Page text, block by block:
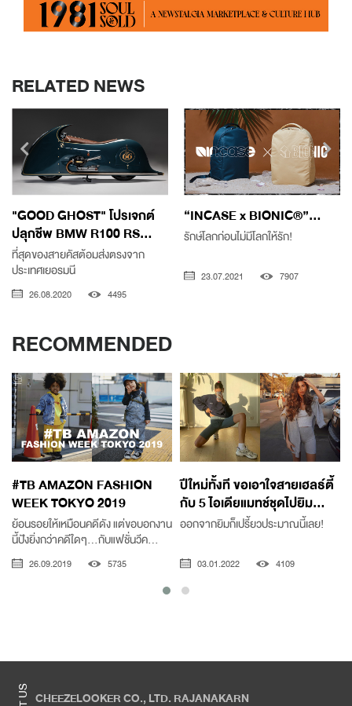
RELATED NEWS
"GOOD GHOST" โปรเจกต์
ปลุกชีพ BMW R100 RS...
ที่สุดของสายคัสต้อมส่งตรงจาก
ประเทศเยอรมนี
26.08.2020 4495
“INCASE x BIONIC®”...
รักษ์โลกก่อนไม่มีโลกให้รัก!
23.07.2021 7907
RECOMMENDED
#TB AMAZON FASHION
WEEK TOKYO 2019
ย้อนรอยให้เหมือนคดีดัง แต่ขอบอกงาน
นี้ปังยิ่งกว่าคดีใดๆ...กับแฟชั่นวีค...
26.09.2019 5735
ปีใหม่ทั้งที ขอเอาใจสายเฮลธ์ตี้
กับ 5 ไอเดียแมทช์ชุดไปยิม...
ออกจากยิมก็เปรี้ยวประมาณนี้เลย!
03.01.2022 4109
CHEEZELOOKER CO., LTD. RAJANAKARN